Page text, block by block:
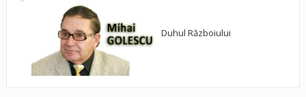
Duhul Războiului